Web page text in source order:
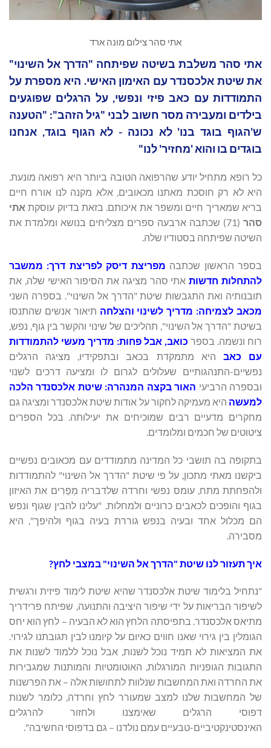
אתי סהר צילום מונה ארד
אתי סהר משלבת בשיטה שפיתחה "הדרך אל השינוי"
את שיטת אלכסנדר עם האימון האישי. היא מספרת על
התמודדות עם כאב פיזי ונפשי, על הרגלים שפוגעים
בילדים ומעבירה מסר חשוב לבני "גיל הזהב": "הטענה
ש'הגוף בוגד בנו' לא נכונה - לא הגוף בוגד, אנחנו
בוגדים בו והוא 'מחזיר' לנו"
כל רופא מתחיל יודע שהרפואה הטובה ביותר היא רפואה מונעת.
היא לא רק חוסכת מאתנו מכאובים, אלא מקנה לנו אורח חיים
בריא שמאריך חיים ומשפר את איכותם. בזאת בדיוק עוסקת אתי
סהר
(71) שכתבה ארבעה ספרים מצליחים בנושא ומלמדת את
השיטה שפיתחה בסטודיו שלה.
בספר הראשון שכתבה מפריצת דיסק לפריצת דרך: ממשבר
להתחלות חדשותאתי סהר מציגה את הסיפור האישי שלה, את
תובנותיה ואת התגבשות שיטת "הדרך אל השינוי". בספרה השני
מכאב לצמיחה: מדריך לשינוי והצלחה תיאור אנשים שהתנסו
בשיטת "הדרך אל השינוי", תהליכים של שינוי והקשר בין גוף, נפש,
רוח ונשמה. בספר כואב, אבל פחות: מדריך מעשי להתמודדות
עם כאב היא מתמקדת בכאב ובתפקידיו, מציגה הרגלים
נפשיים-התנהגותיים שעלולים לגרום לו ומציעה דרכים לשנוי
ובספרה הרביעי האור בקצה המנהרה: שיטת אלכסנדר הלכה
למעשה היא מעמיקה לחקור על אודות שיטת אלכסנדר ומציגה גם
מחקרים מדעיים רבים שמוכיחים את יעילותה. בכל הספרים
ציטוטים של חכמים ומלומדים.
בתקופה בה תושבי כל המדינה מתמודדים עם מכאובים נפשיים
ביקשנו מאתי מתכון, על פי שיטת "הדרך אל השינוי" להתמודדות
ולהפחתת מתח, עומס נפשי וחרדה שלדבריה מְפֵרִים את האיזון
בגוף והופכים לכאבים כרוניים ולמחלות. "עלינו להבין שגוף ונפש
הם מכלול אחד ובעיה בנפש גוררת בעיה בגוף ולהיפך", היא
מסבירה.
איך תעזור לנו שיטת "הדרך אל השינוי" במצבי לחץ?
"נתחיל בלימוד שיטת אלכסנדר שהיא שיטת לימוד פיזית ורגשית
לשיפור הבריאות על ידי שיפור היציבה והתנועה, שפיתח פרידריך
מתיאס אלכסנדר. בתפיסתה הלחץ הוא לא הבעיה – לחץ הוא יחס
הגומלין בין גירוי שאנו חווים כאיום על קיומנו לבין תגובתנו לגירוי.
את המציאות לא תמיד נוכל לשנות, אבל נוכל ללמוד לשנות את
התגובות הגופניות המורגלות, האוטומטיות והמותנות שמגבירות
את החרדה ואת המחשבות שנלוות לתחושות אלה – את הפרשנות
של המחשבות שלנו למצב שמעורר לחץ וחרדה, כלומר לשנות
דפוסי הרגלים שאימצנו ולחזור להרגלים
האינסטינקטיביים-טבעיים עמם נולדנו – גם בדפוסי החשיבה".